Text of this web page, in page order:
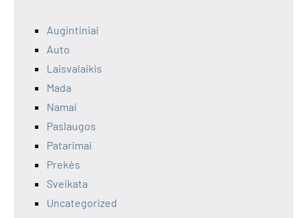
Augintiniai
Auto
Laisvalaikis
Mada
Namai
Paslaugos
Patarimai
Prekės
Sveikata
Uncategorized